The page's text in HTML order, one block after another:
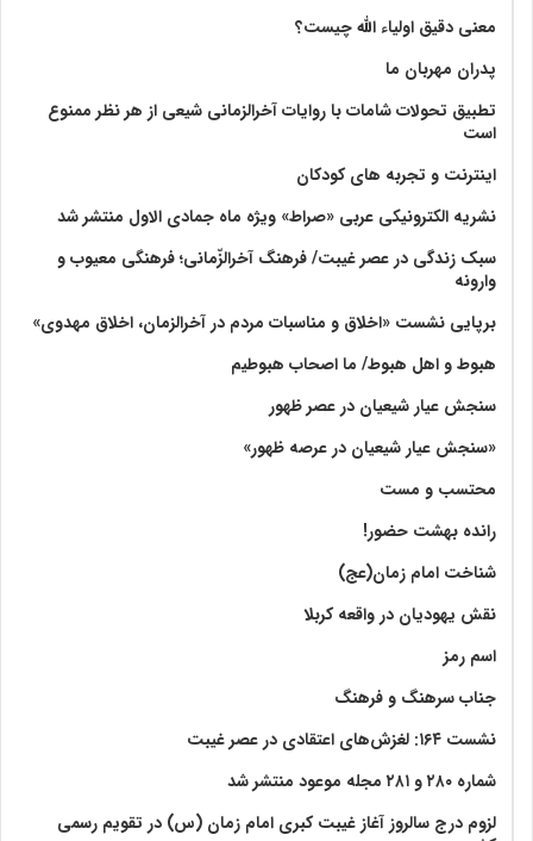
معنی دقیق اولیاء الله چیست؟
پدران مهربان ما
تطبیق تحولات شامات با روایات آخرالزمانی شیعی از هر نظر ممنوع
است
اینترنت و تجربه های کودکان
نشریه الکترونیکی عربی «صراط» ویژه ماه جمادی الاول منتشر شد
سبک زندگی در عصر غیبت/ فرهنگ آخرالزّمانی؛ فرهنگی معیوب و
وارونه
برپایی نشست «اخلاق و مناسبات مردم در آخرالزمان، اخلاق مهدوی»
هبوط و اهل هبوط/ ما اصحاب هبوطیم
سنجش عیار شیعیان در عصر ظهور
«سنجش عیار شیعیان در عرصه ظهور»
محتسب و مست
رانده بهشت‌ حضور!
شناخت امام زمان(عج)
نقش یهودیان در واقعه کربلا
اسم رمز
جناب سرهنگ و فرهنگ
نشست ۱۶۴: لغزش‌های اعتقادی در عصر غیبت
شماره ۲۸۰ و ۲۸۱ مجله موعود منتشر شد
لزوم درج سالروز آغاز غیبت کبری امام زمان (س) در تقویم رسمی